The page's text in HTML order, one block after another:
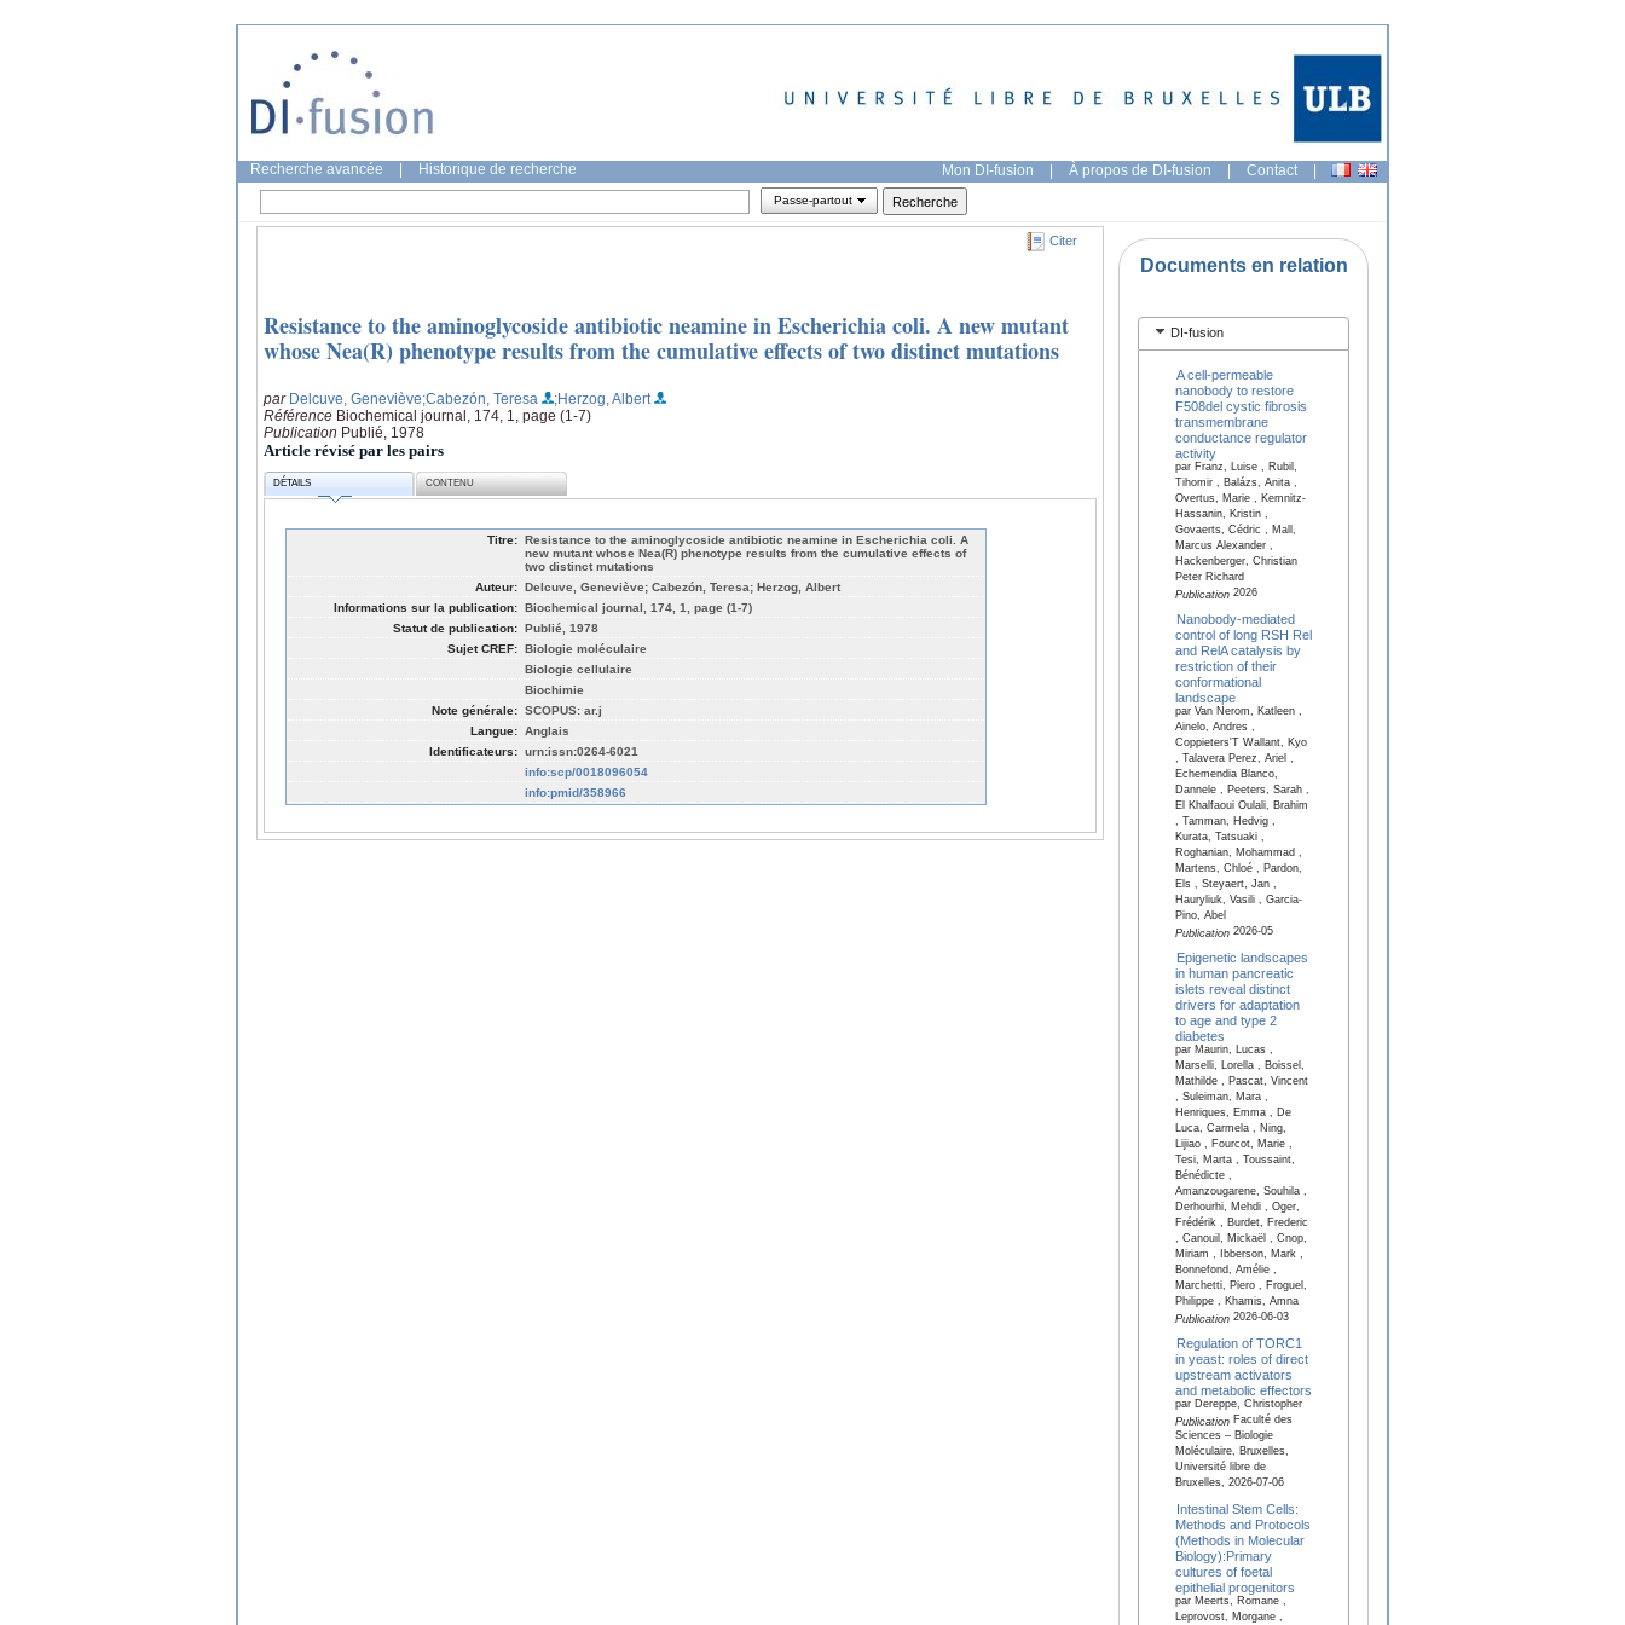
Recherche avancée Historique de recherche Mon DI-fusion | À propos de DI-fusion | Contact |
Passe-partout
Citer
Resistance to the aminoglycoside antibiotic neamine in Escherichia coli. A new mutant
whose Nea(R) phenotype results from the cumulative effects of two distinct mutations
par Delcuve, Geneviève;Cabezón, Teresa
;Herzog, Albert
Référence Biochemical journal, 174, 1, page (1-7)
Publication Publié, 1978
Article révisé par les pairs
DÉTAILS CONTENU
Titre: Resistance to the aminoglycoside antibiotic neamine in Escherichia coli. A
new mutant whose Nea(R) phenotype results from the cumulative effects of
two distinct mutations
Auteur: Delcuve, Geneviève; Cabezón, Teresa; Herzog, Albert
Informations sur la publication: Biochemical journal, 174, 1, page (1-7)
Statut de publication: Publié, 1978
Sujet CREF: Biologie moléculaire
Biologie cellulaire
Biochimie
Note générale: SCOPUS: ar.j
Langue: Anglais
Identificateurs: urn:issn:0264-6021
info:scp/0018096054
info:pmid/358966
Documents en relation
DI-fusion
A cell-permeable
nanobody to restore
F508del cystic fibrosis
transmembrane
conductance regulator
activity
par Franz, Luise , Rubil,
Tihomir , Balázs, Anita ,
Overtus, Marie , Kemnitz-
Hassanin, Kristin ,
Govaerts, Cédric , Mall,
Marcus Alexander ,
Hackenberger, Christian
Peter Richard
Publication2026
Nanobody-mediated
control of long RSH Rel
and RelA catalysis by
restriction of their
conformational
landscape
par Van Nerom, Katleen ,
Ainelo, Andres ,
Coppieters'T Wallant, Kyo
, Talavera Perez, Ariel ,
Echemendia Blanco,
Dannele , Peeters, Sarah ,
El Khalfaoui Oulali, Brahim
, Tamman, Hedvig ,
Kurata, Tatsuaki ,
Roghanian, Mohammad ,
Martens, Chloé , Pardon,
Els , Steyaert, Jan ,
Hauryliuk, Vasili , Garcia-
Pino, Abel
Publication2026-05
Epigenetic landscapes
in human pancreatic
islets reveal distinct
drivers for adaptation
to age and type 2
diabetes
par Maurin, Lucas ,
Marselli, Lorella , Boissel,
Mathilde , Pascat, Vincent
, Suleiman, Mara ,
Henriques, Emma , De
Luca, Carmela , Ning,
Lijiao , Fourcot, Marie ,
Tesi, Marta , Toussaint,
Bénédicte ,
Amanzougarene, Souhila ,
Derhourhi, Mehdi , Oger,
Frédérik , Burdet, Frederic
, Canouil, Mickaël , Cnop,
Miriam , Ibberson, Mark ,
Bonnefond, Amélie ,
Marchetti, Piero , Froguel,
Philippe , Khamis, Amna
Publication2026-06-03
Regulation of TORC1
in yeast: roles of direct
upstream activators
and metabolic effectors
par Dereppe, Christopher
PublicationFaculté des
Sciences – Biologie
Moléculaire, Bruxelles,
Université libre de
Bruxelles, 2026-07-06
Intestinal Stem Cells:
Methods and Protocols
(Methods in Molecular
Biology):Primary
cultures of foetal
epithelial progenitors
par Meerts, Romane ,
Leprovost, Morgane ,